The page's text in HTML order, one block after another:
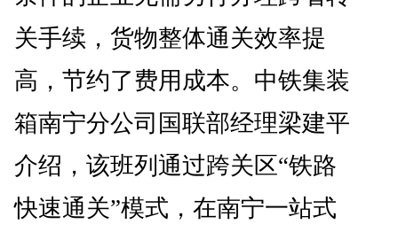
关手续，货物整体通关效率提
高，节约了费用成本。中铁集装
箱南宁分公司国联部经理梁建平
介绍，该班列通过跨关区“铁路
快速通关”模式，在南宁一站式